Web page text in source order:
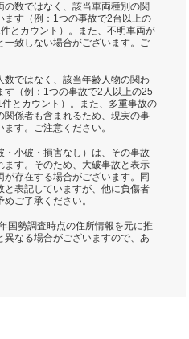
の数ではなく、該当車両種別の関
ます（例：1つの事故で2台以上の
とカウント）。また、不明車両が
致しない場合がございます。ご
数ではなく、該当年齢人物の関わ
す（例：1つの事故で2人以上の25
とカウント）。また、多重事故の
係者も含まれるため、現実の事
す。ご注意ください。
・小破・損害なし）は、その事故
ます。そのため、大破事故と表示
存在する場合がございます。同
表記していますが、他に負傷者
ご了承ください。
国勢調査時点の住所情報を元に推
なる場合がございますので、あ